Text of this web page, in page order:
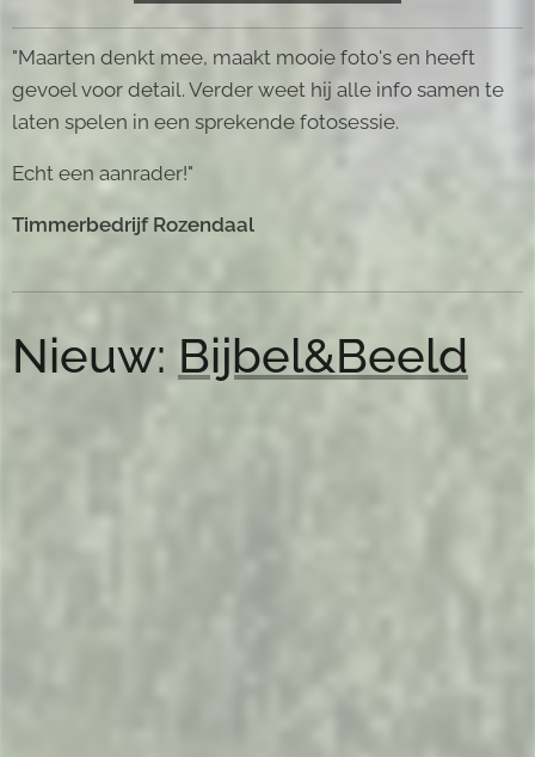
"Maarten denkt mee, maakt mooie foto's en heeft
gevoel voor detail. Verder weet hij alle info samen te
laten spelen in een sprekende fotosessie.
Echt een aanrader!"
Timmerbedrijf Rozendaal
Nieuw: Bijbel&Beeld